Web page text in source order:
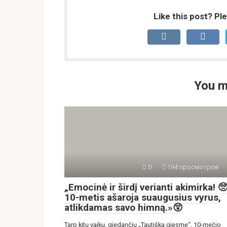
Like this post?
You
0 194 просмотров
„Emocinė ir širdį verianti akimirka! 🥺
10-metis ašaroja suaugusius vyrus,
atlikdamas savo himną.»😲
Tarp kitų vaikų, giedančių „Tautišką giesmę“, 10-mečio